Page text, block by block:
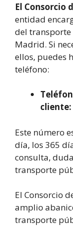
El Consorcio
entidad
del
Madrid. Si
ellos, puedes
teléfono:
cliente:
Este número
día, los 365
consulta,
transporte
El Consorcio
amplio
transporte